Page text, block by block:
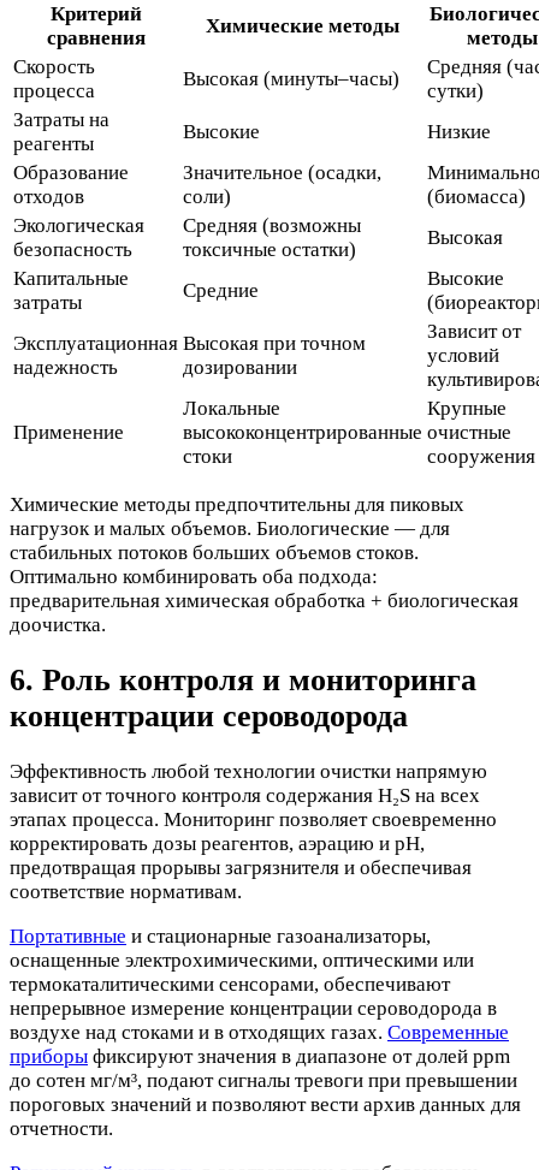
Критерий
сравнения
Химические методы
методы
Скорость
процесса
Высокая (минуты–часы)
Средняя
сутки)
Затраты на
реагенты
Высокие
Низкие
Образование
отходов
Значительное (осадки,
соли)
(биомасса)
Экологическая
безопасность
Средняя (возможны
токсичные остатки)
Высокая
Капитальные
затраты
Средние
Высокие
Эксплуатационная
надежность
Высокая при точном
дозировании
Зависит от
условий
Применение
Локальные
высококонцентрированные
стоки
Крупные
очистные
сооружения
Химические методы предпочтительны для пиковых
нагрузок и малых объемов. Биологические — для
стабильных потоков больших объемов стоков.
Оптимально комбинировать оба подхода:
предварительная химическая обработка + биологическая
доочистка.
6. Роль контроля и мониторинга
концентрации сероводорода
Эффективность любой технологии очистки напрямую
зависит от точного контроля содержания H₂S на всех
этапах процесса. Мониторинг позволяет своевременно
корректировать дозы реагентов, аэрацию и pH,
предотвращая прорывы загрязнителя и обеспечивая
соответствие нормативам.
Портативные и стационарные газоанализаторы,
оснащенные электрохимическими, оптическими или
термокаталитическими сенсорами, обеспечивают
непрерывное измерение концентрации сероводорода в
воздухе над стоками и в отходящих газах. Современные
приборы фиксируют значения в диапазоне от долей ppm
до сотен мг/м³, подают сигналы тревоги при превышении
пороговых значений и позволяют вести архив данных для
отчетности.